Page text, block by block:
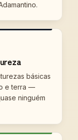
básicas
e terra —
ninguém